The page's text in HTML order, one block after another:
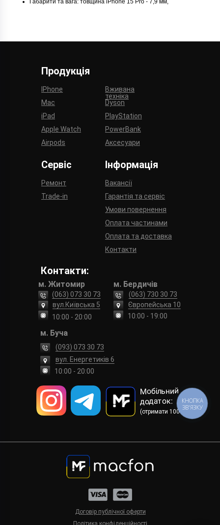
Габарити та вага: товщина iPhone 15 Pro - 7,9 мм,
Продукція
IPhone
Mac
iPad
Apple Watch
Airpods
Вживана
техніка
Dyson
PlayStation
PowerBank
Аксесуари
Сервіс
Ремонт
Trade-in
Інформація
Вакансії
Гарантія та сервіс
Умови повернення
Оплата та доставка
Оплата частинами
Контакти
Контакти:
м. Житомир
вул.Київська 5
10:00 - 20:00
(063) 073 30 73
м. Бердичів
Європейська 10
10:00 - 19:00
(063) 730 30 73
Мобільний
додаток:
(отримати 100 грн)
Договір публічної оферти
м. Буча
вул. Енергетиків 6
(093) 073 30 73
10:00 - 20:00
КНОПКА
ЗВ'ЯЗКУ